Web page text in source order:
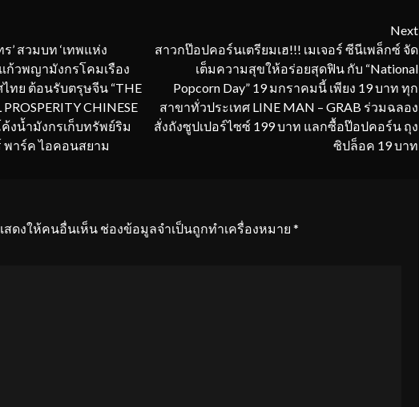
สวมบท ‘เทพแห่ง
ก้วพญามังกรโคมเรือง
ทย ต้อนรับตรุษจีน “THE
CHINESE
ค้งน้ำมังกรเก็บทรัพย์ริม
พาร์ค ไอคอนสยาม
Next
สาวกป๊อปคอร์นเตรียมเฮ!!! เมเจอร์ ซีนีเพล็กซ์ จัด
เต็มความสุขให้อร่อยสุดฟิน กับ “National
Popcorn Day” 19 มกราคมนี้ เพียง 19 บาท ทุก
สาขาทั่วประเทศ LINE MAN – GRAB ร่วมฉลอง
สั่งถังซูปเปอร์ไซซ์ 199 บาท แลกซื้อป๊อปคอร์น ถุง
ซิปล็อค 19 บาท
ดงให้คนอื่นเห็น ช่องข้อมูลจำเป็นถูกทำเครื่องหมาย *